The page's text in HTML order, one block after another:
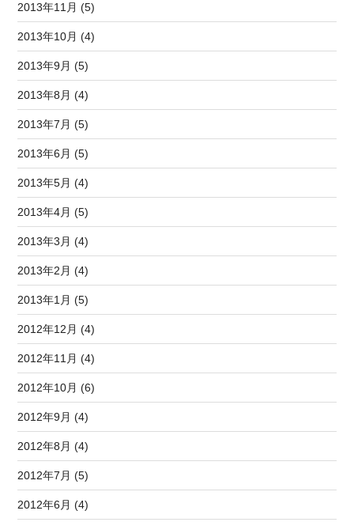
2013年11月 (5)
2013年10月 (4)
2013年9月 (5)
2013年8月 (4)
2013年7月 (5)
2013年6月 (5)
2013年5月 (4)
2013年4月 (5)
2013年3月 (4)
2013年2月 (4)
2013年1月 (5)
2012年12月 (4)
2012年11月 (4)
2012年10月 (6)
2012年9月 (4)
2012年8月 (4)
2012年7月 (5)
2012年6月 (4)